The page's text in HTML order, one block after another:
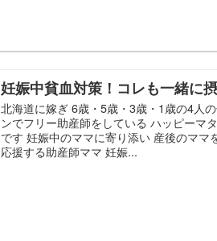
妊娠中貧血対策！コレも一緒に
北海道に嫁ぎ 6歳・5歳・3歳・1歳の4人
ンでフリー助産師をしている ハッピーマ
です 妊娠中のママに寄り添い 産後のママ
応援する助産師ママ 妊娠...